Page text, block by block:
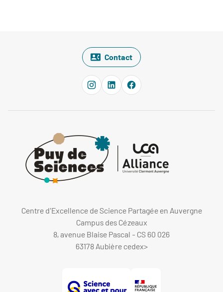
Contact
Centre d'Excellence de Science Partagée en Auvergne
Campus des Cézeaux
8, avenue Blaise Pascal - CS 60 026
63178 Aubière cedex>